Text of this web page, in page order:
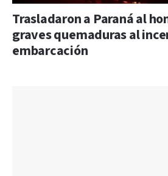
Trasladaron a Paraná al
graves quemaduras al
embarcación